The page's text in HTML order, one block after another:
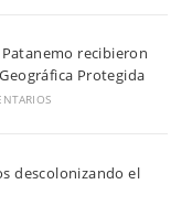
recibieron
Protegida
descolonizando el